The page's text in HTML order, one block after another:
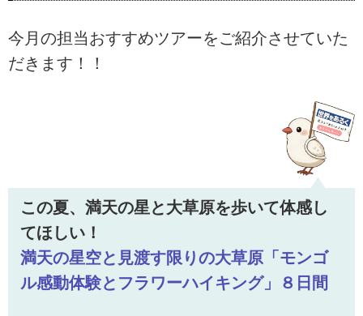
今月の担当おすすめツアーをご紹介させていた
だきます！！
この夏、満天の星と大草原を歩いて体感し
てほしい！
満天の星空と見渡す限りの大草原「モンゴ
ル感動体験とフラワーハイキング」８日間